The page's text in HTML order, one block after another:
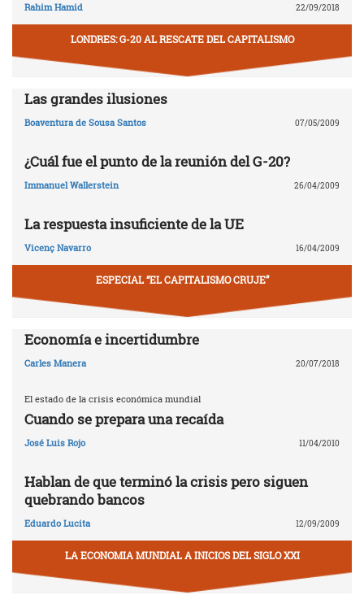
Rahim Hamid 22/09/2018
LONDRES: G-20 AL RESCATE DEL CAPITALISMO
Las grandes ilusiones
Boaventura de Sousa Santos 07/05/2009
¿Cuál fue el punto de la reunión del G-20?
Immanuel Wallerstein 26/04/2009
La respuesta insuficiente de la UE
Vicenç Navarro 16/04/2009
ESPECIAL “EL CAPITALISMO CRUJE”
Economía e incertidumbre
Carles Manera 20/07/2018
El estado de la crisis económica mundial
Cuando se prepara una recaída
José Luis Rojo 11/04/2010
Hablan de que terminó la crisis pero siguen
quebrando bancos
Eduardo Lucita 12/09/2009
LA ECONOMIA MUNDIAL A INICIOS DEL SIGLO XXI